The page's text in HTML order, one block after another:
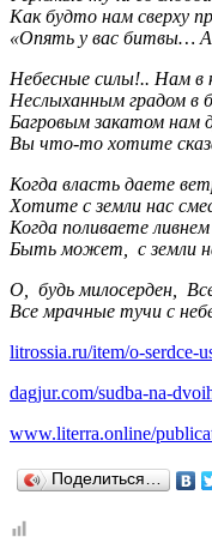
Как будто нам сверху
«Опять у вас битвы… А
Небесные силы!.. Нам в
Неслыханным градом в
Багровым закатом нам
Вы что-то хотите
Когда власть даете
Хотите с земли нас
Когда поливаете
Быть может, с земли
О, будь милосерден,
Все мрачные тучи с
litrossia.ru/item/o-serdce-
dagjur.com/sudba-na-
www.literra.online/
Поделиться…